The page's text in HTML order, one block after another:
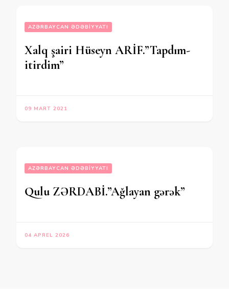
AZƏRBAYCAN ƏDƏBIYYATI
Xalq şairi Hüseyn ARİF.”Tapdım-
itirdim”
09 MART 2021
AZƏRBAYCAN ƏDƏBIYYATI
Qulu ZƏRDABİ.”Ağlayan gərək”
04 APREL 2026